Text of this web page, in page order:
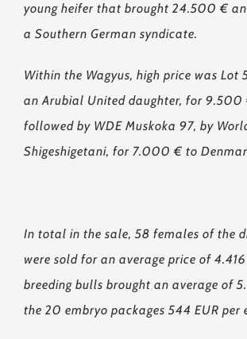
young heifer that brought 24.500 €
a Southern German syndicate.
Within the Wagyus, high price was Lot
an Arubial United daughter, for 9.500
followed by WDE Muskoka 97, by
Shigeshigetani, for 7.000 € to
In total in the sale, 58 females of the
were sold for an average price of
breeding bulls brought an average of
the 20 embryo packages 544 EUR per